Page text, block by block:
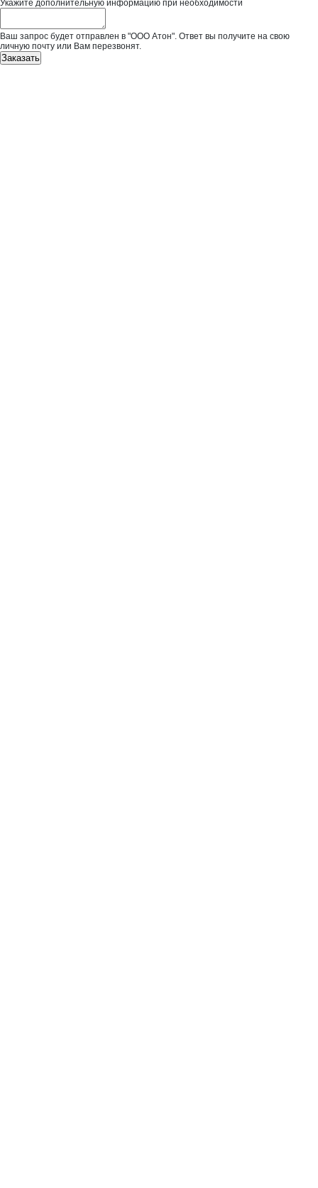
Укажите дополнительную информацию при необходимости
Ваш запрос будет отправлен в "ООО Атон". Ответ вы получите на свою
личную почту или Вам перезвонят.
Заказать